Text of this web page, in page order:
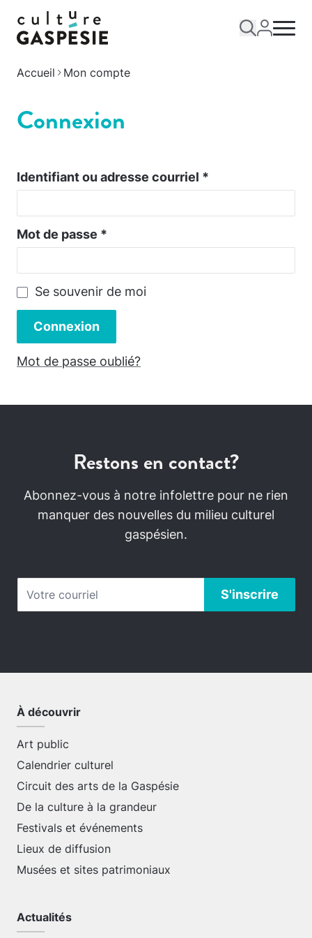
Accueil Mon compte
Connexion
Identifiant ou adresse courriel *
Mot de passe *
Se souvenir de moi
Connexion
Mot de passe oublié?
Restons en contact?
Abonnez-vous à notre infolettre pour ne rien
manquer des nouvelles du milieu culturel
gaspésien.
À découvrir
Art public
Calendrier culturel
Circuit des arts de la Gaspésie
De la culture à la grandeur
Festivals et événements
Lieux de diffusion
Musées et sites patrimoniaux
Actualités